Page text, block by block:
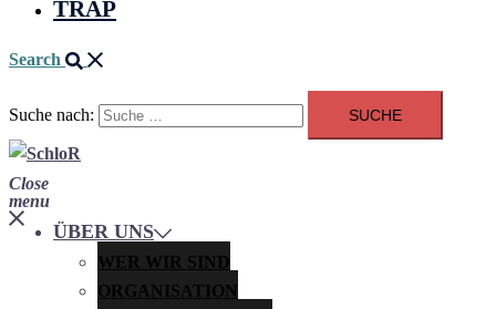
TRAP
Search
Suche nach:
Close
menu
ÜBER UNS
WER WIR SIND
ORGANISATION